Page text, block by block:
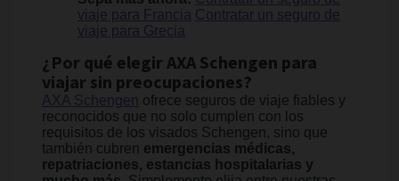
viaje para Francia Contratar un seguro de
viaje para Grecia
¿Por qué elegir AXA Schengen para
viajar sin preocupaciones?
AXA Schengen
ofrece seguros de viaje fiables y
reconocidos que no solo cumplen con los
requisitos de los visados Schengen, sino que
también cubren emergencias médicas,
repatriaciones, estancias hospitalarias y